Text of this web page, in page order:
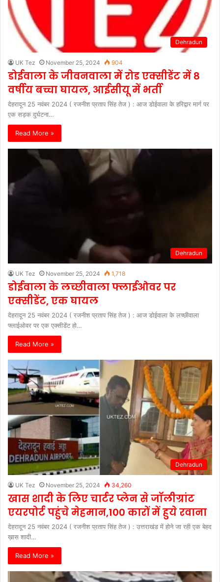
Dehradun
UK Tez November 25, 2024 904
डोईवाला के जीवनवाला में रोड एक्सीडेंट में 8
वर्षीय बच्चा घायल, आईसीयू में भर्ती
देहरादून 25 नवंबर 2024 ( रजनीश प्रताप सिंह तेज ) : आज डोईवाला के हरिद्वार मार्ग पर
एक सड़क दुर्घटना…
Read More »
Dehradun
UK Tez November 25, 2024 1,718
डोईवाला के लच्छीवाला फ्लाईओवर पर
एक्सीडेंट, एक घायल
देहरादून 25 नवंबर 2024 ( रजनीश प्रताप सिंह तेज ) : आज डोईवाला के लच्छीवाला
फ्लाईओवर पर एक एक्सीडेंट हो…
Read More »
Dehradun
UK Tez November 25, 2024 34,260
खास शादी के लिए चार्टर प्लेन से जॉलीग्रांट
एयरपोर्ट पहुंचे मेहमान,100 कारों में हुये रवाना
देहरादून 25 नवंबर 2024 ( रजनीश प्रताप सिंह तेज ) : उत्तराखंड में होने जा रही एक बेहद
ख़ास शादी…
Read More »